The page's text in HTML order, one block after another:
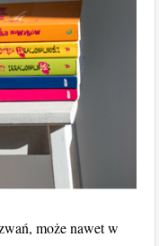
może nawet w